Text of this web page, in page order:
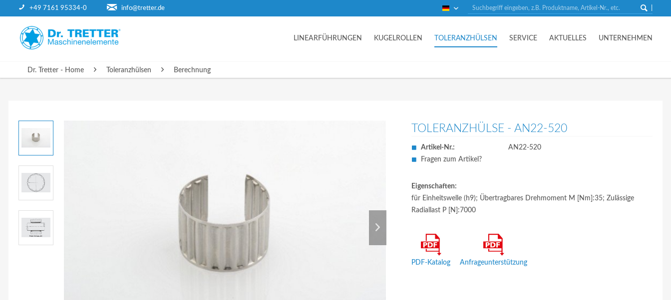
+49 7161 95334-0 info@tretter.de Deutsch
Dr. Tretter - Home Toleranzhülsen Berechnung
DR. TRETTER - HOME LINEARFÜHRUNGEN KUGELROLLEN TOLERANZHÜLSEN SERVICE AKTUELLES UNTERNEHMEN
TOLERANZHÜLSE - AN22-520
Artikel-Nr.:
AN22-520
Fragen zum Artikel?
Eigenschaften:
für Einheitswelle (h9); Übertragbares Drehmoment M [Nm]:35; Zulässige
Radiallast P [N]:7000
PDF-Katalog Anfrageunterstützung